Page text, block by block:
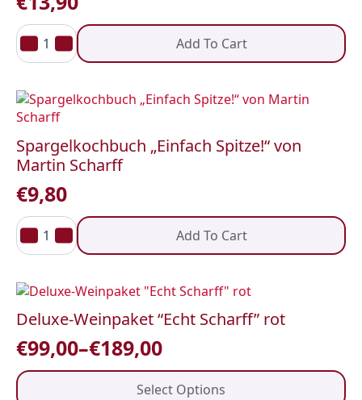
Senf
„Urkräuter“
–
ECHT
quantity
Add To Cart
Spargelkochbuch „Einfach Spitze!“ von
Martin Scharff
€9,80
Spargelkochbuch
„Einfach
Spitze!“
von
Scharff
quantity
Add To Cart
Deluxe-Weinpaket “Echt Scharff” rot
€99,00–€189,00
Price
range:
Select Options
This
product